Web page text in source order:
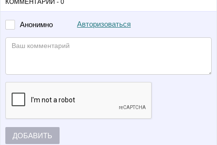
КОММЕНТАРИИ - 0
Анонимно Авторизоваться
ДОБАВИТЬ